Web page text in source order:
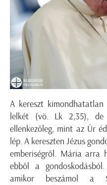
A kereszt
lelkét (vö. Lk 2,35), de
ellenkezőleg, mint az Úr
lép. A kereszten Jézus
emberiségről. Mária arra
ebből a
amikor beszámol a